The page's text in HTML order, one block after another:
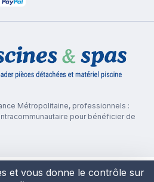
Métropolitaine, professionnels :
pour bénéficier de
et vous donne le contrôle sur